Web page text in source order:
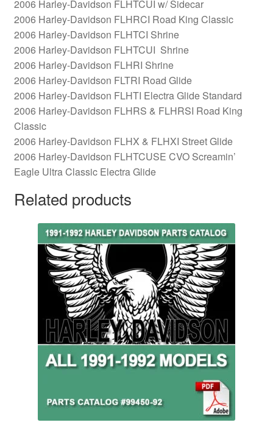
2006 Harley-Davidson FLHTCUI w/ Sidecar
2006 Harley-Davidson FLHRCI Road King Classic
2006 Harley-Davidson FLHTCI Shrine
2006 Harley-Davidson FLHTCUI Shrine
2006 Harley-Davidson FLHRI Shrine
2006 Harley-Davidson FLTRI Road Glide
2006 Harley-Davidson FLHTI Electra Glide Standard
2006 Harley-Davidson FLHRS & FLHRSI Road King
Classic
2006 Harley-Davidson FLHX & FLHXI Street Glide
2006 Harley-Davidson FLHTCUSE CVO Screamin’
Eagle Ultra Classic Electra Glide
Related products